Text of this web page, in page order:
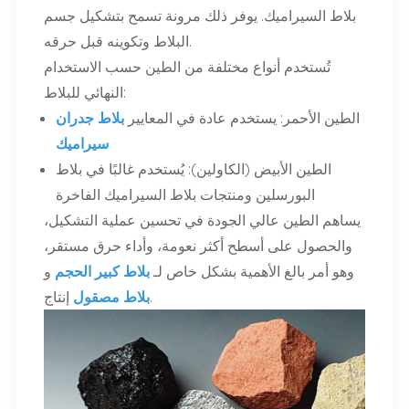
بلاط السيراميك. يوفر ذلك مرونة تسمح بتشكيل جسم
البلاط وتكوينه قبل حرقه.
تُستخدم أنواع مختلفة من الطين حسب الاستخدام
النهائي للبلاط:
الطين الأحمر: يستخدم عادة في المعاييربلاط جدران
سيراميك
الطين الأبيض (الكاولين): يُستخدم غالبًا في بلاط
البورسلين ومنتجات بلاط السيراميك الفاخرة
يساهم الطين عالي الجودة في تحسين عملية التشكيل،
والحصول على أسطح أكثر نعومة، وأداء حرق مستقر،
وهو أمر بالغ الأهمية بشكل خاص لـبلاط كبير الحجم و
بلاط مصقولإنتاج.